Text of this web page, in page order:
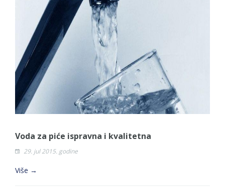
Voda za piće ispravna i kvalitetna
29. jul 2015. godine
Više →